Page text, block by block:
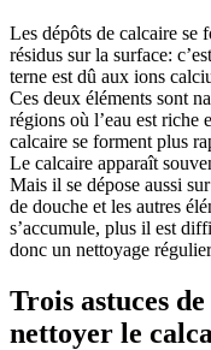
Les dépôts de calcaire se
résidus sur la surface:
terne est dû aux ions
Ces deux éléments sont
régions où l’eau est riche
calcaire se forment plus
Le calcaire apparaît
Mais il se dépose aussi
de douche et les autres
s’accumule, plus il est
donc un nettoyage
Trois astuces
nettoyer le